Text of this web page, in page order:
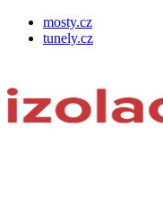
mosty.cz
tunely.cz